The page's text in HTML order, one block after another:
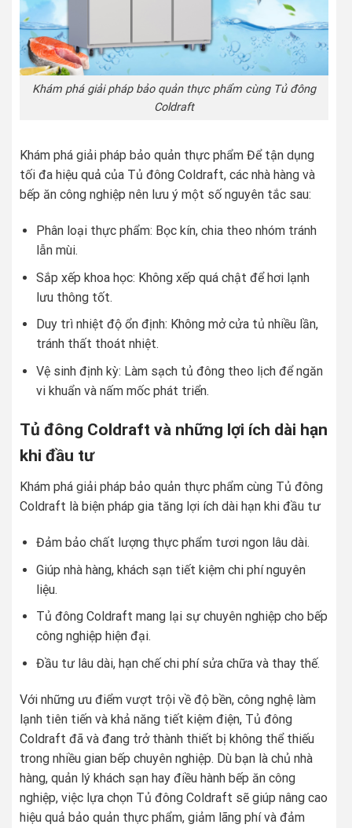
Khám phá giải pháp bảo quản thực phẩm cùng Tủ đông
Coldraft
Khám phá giải pháp bảo quản thực phẩm Để tận dụng
tối đa hiệu quả của Tủ đông Coldraft, các nhà hàng và
bếp ăn công nghiệp nên lưu ý một số nguyên tắc sau:
Phân loại thực phẩm: Bọc kín, chia theo nhóm tránh
lẫn mùi.
Sắp xếp khoa học: Không xếp quá chật để hơi lạnh
lưu thông tốt.
Duy trì nhiệt độ ổn định: Không mở cửa tủ nhiều lần,
tránh thất thoát nhiệt.
Vệ sinh định kỳ: Làm sạch tủ đông theo lịch để ngăn
vi khuẩn và nấm mốc phát triển.
Tủ đông Coldraft và những lợi ích dài hạn
khi đầu tư
Khám phá giải pháp bảo quản thực phẩm cùng Tủ đông
Coldraft là biện pháp gia tăng lợi ích dài hạn khi đầu tư
Đảm bảo chất lượng thực phẩm tươi ngon lâu dài.
Giúp nhà hàng, khách sạn tiết kiệm chi phí nguyên
liệu.
Tủ đông Coldraft mang lại sự chuyên nghiệp cho bếp
công nghiệp hiện đại.
Đầu tư lâu dài, hạn chế chi phí sửa chữa và thay thế.
Với những ưu điểm vượt trội về độ bền, công nghệ làm
lạnh tiên tiến và khả năng tiết kiệm điện, Tủ đông
Coldraft đã và đang trở thành thiết bị không thể thiếu
trong nhiều gian bếp chuyên nghiệp. Dù bạn là chủ nhà
hàng, quản lý khách sạn hay điều hành bếp ăn công
nghiệp, việc lựa chọn Tủ đông Coldraft sẽ giúp nâng cao
hiệu quả bảo quản thực phẩm, giảm lãng phí và đảm